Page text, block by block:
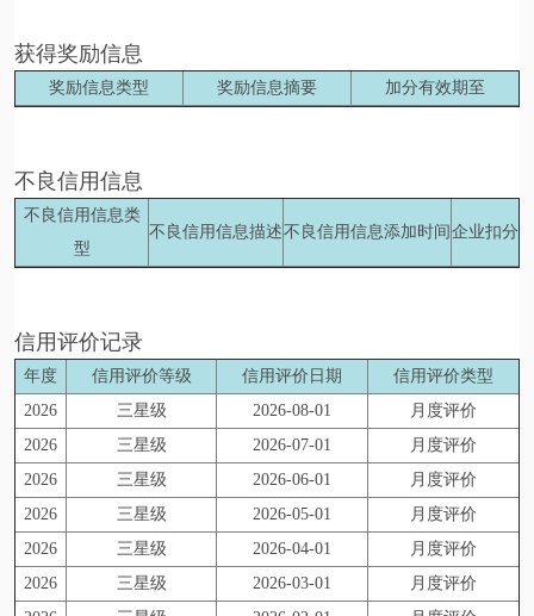
获得奖励信息
奖励信息类型 奖励信息摘要 加分有效期至
不良信用信息
不良信用信息类
型
不良信用信息描述不良信用信息添加时间 企业扣分
信用评价记录
年度 信用评价等级 信用评价日期
信用评价类型
2026
三星级 2026-08-01
月度评价
2026
三星级 2026-07-01
月度评价
2026
三星级 2026-06-01
月度评价
2026
三星级 2026-05-01
月度评价
2026
三星级 2026-04-01
月度评价
2026
三星级 2026-03-01
月度评价